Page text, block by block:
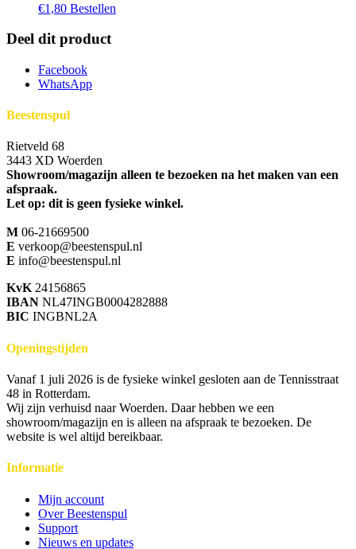
€1,80 Bestellen
Deel dit product
Facebook
WhatsApp
Beestenspul
Rietveld 68
3443 XD Woerden
Showroom/magazijn alleen te bezoeken na het maken van een
afspraak.
Let op: dit is geen fysieke winkel.
M 06-21669500
E verkoop@beestenspul.nl
E info@beestenspul.nl
KvK24156865
IBAN NL47INGB0004282888
BIC INGBNL2A
Openingstijden
Vanaf 1 juli 2026 is de fysieke winkel gesloten aan de Tennisstraat
48 in Rotterdam.
Wij zijn verhuisd naar Woerden. Daar hebben we een
showroom/magazijn en is alleen na afspraak te bezoeken. De
website is wel altijd bereikbaar.
Informatie
Mijn account
Over Beestenspul
Support
Nieuws en updates